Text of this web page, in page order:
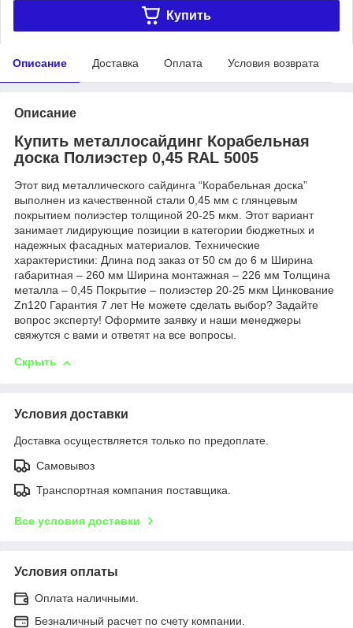
Купить
Описание Доставка Оплата Условия возврата
Описание
Купить металлосайдинг Корабельная
доска Полиэстер 0,45 RAL 5005
Этот вид металлического сайдинга “Корабельная доска”
выполнен из качественной стали 0,45 мм с глянцевым
покрытием полиэстер толщиной 20-25 мкм. Этот вариант
занимает лидирующие позиции в категории бюджетных и
надежных фасадных материалов. Технические
характеристики: Длина под заказ от 50 см до 6 м Ширина
габаритная – 260 мм Ширина монтажная – 226 мм Толщина
металла – 0,45 Покрытие – полиэстер 20-25 мкм Цинкование
Zn120 Гарантия 7 лет Не можете сделать выбор? Задайте
вопрос эксперту! Оформите заявку и наши менеджеры
свяжутся с вами и ответят на все вопросы.
Скрыть
Условия доставки
Доставка осуществляется только по предоплате.
Самовывоз
Транспортная компания поставщика.
Все условия доставки
Условия оплаты
Оплата наличными.
Безналичный расчет по счету компании.